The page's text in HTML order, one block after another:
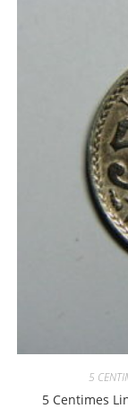
5
5 Centimes